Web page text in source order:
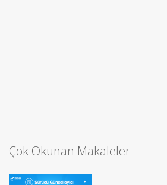
Çok Okunan Makaleler